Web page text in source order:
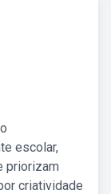
escolar,
priorizam
criatividade